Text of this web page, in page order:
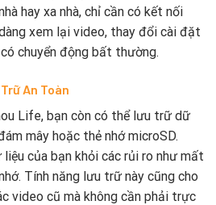
hay xa nhà, chỉ cần có kết nối
xem lại video, thay đổi cài đặt
chuyển động bất thường.
An Toàn
Life, bạn còn có thể lưu trữ dữ
mây hoặc thẻ nhớ microSD.
của bạn khỏi các rủi ro như mất
Tính năng lưu trữ này cũng cho
video cũ mà không cần phải trực